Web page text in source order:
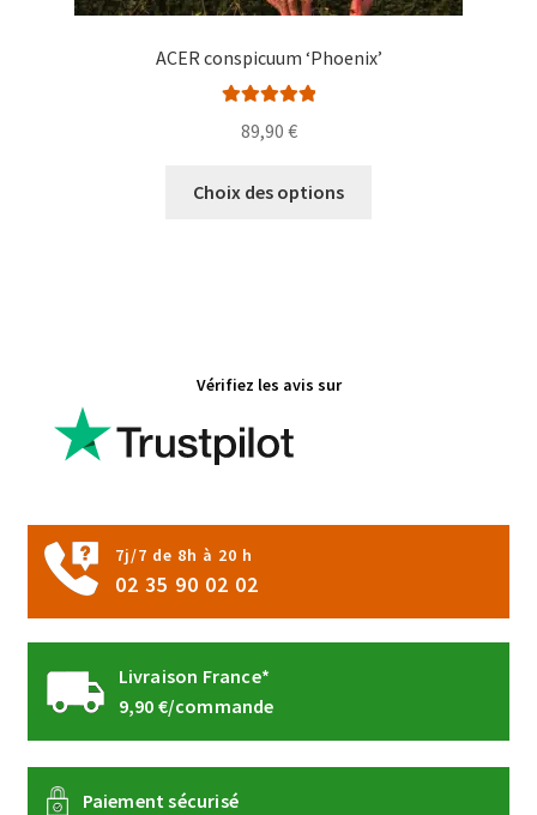
ACER conspicuum ‘Phoenix’
89,90 €
Choix des options
Vérifiez les avis sur
7j/7 de 8h à 20 h
02 35 90 02 02
Livraison France*
9,90 €/commande
Paiement sécurisé